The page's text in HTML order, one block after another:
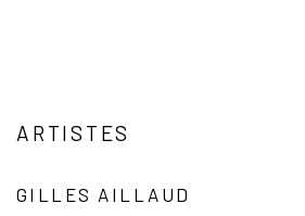
ARTISTES
GILLES AILLAUD